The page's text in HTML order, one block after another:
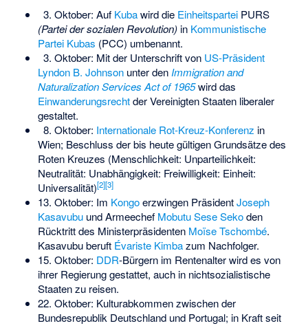
3. Oktober: Auf Kubawird die Einheitspartei PURS
(Partei der sozialen Revolution)in Kommunistische
Partei Kubas (PCC) umbenannt.
3. Oktober: Mit der Unterschrift von US-Präsident
Lyndon B. Johnsonunter den Immigration and
Naturalization Services Act of 1965wird das
Einwanderungsrechtder Vereinigten Staaten liberaler
gestaltet.
8. Oktober: Internationale Rot-Kreuz-Konferenz in
Wien; Beschluss der bis heute gültigen Grundsätze des
Roten Kreuzes (Menschlichkeit: Unparteilichkeit:
Neutralität: Unabhängigkeit: Freiwilligkeit: Einheit:
Universalität)[2][3]
13. Oktober: Im Kongoerzwingen PräsidentJoseph
Kasavubuund Armeechef Mobutu Sese Sekoden
Rücktritt des Ministerpräsidenten Moïse Tschombé.
Kasavubu beruft Évariste Kimbazum Nachfolger.
15. Oktober: DDR-Bürgern im Rentenalter wird es von
ihrer Regierung gestattet, auch in nichtsozialistische
Staaten zu reisen.
22. Oktober: Kulturabkommen zwischen der
Bundesrepublik Deutschland und Portugal; in Kraft seit